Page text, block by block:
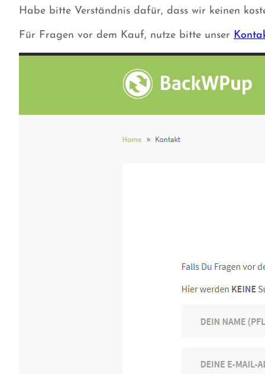
Habe bitte Verständnis dafür, dass wir keinen
Für Fragen vor dem Kauf, nutze bitte unser